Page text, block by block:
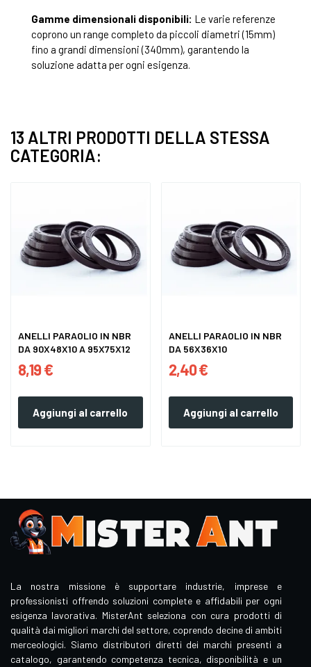
Gamme dimensionali disponibili: Le varie referenze
coprono un range completo da piccoli diametri (15mm)
fino a grandi dimensioni (340mm), garantendo la
soluzione adatta per ogni esigenza.
13 ALTRI PRODOTTI DELLA STESSA
CATEGORIA:
ANELLI PARAOLIO IN NBR
DA 90X48X10 A 95X75X12
8,19 €
Aggiungi al carrello
ANELLI PARAOLIO IN NBR
DA 56X36X10
2,40 €
Aggiungi al carrello
La nostra missione è supportare industrie, imprese e
professionisti offrendo soluzioni complete e affidabili per ogni
esigenza lavorativa. MisterAnt seleziona con cura prodotti di
qualità dai migliori marchi del settore, coprendo decine di ambiti
merceologici. Siamo distributori diretti dei marchi presenti a
catalogo, garantendo competenza tecnica, disponibilità e un